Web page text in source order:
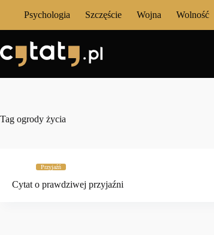
Psychologia Szczęście Wojna Wolność
Tag ogrody życia
Przyjaźń
Cytat o prawdziwej przyjaźni